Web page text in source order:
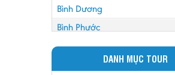
Bình Dương
Bình Phước
Bình Thuận
DANH MỤC TOUR